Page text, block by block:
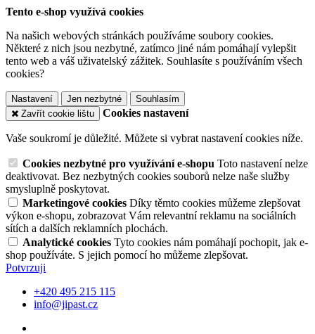
Tento e-shop využívá cookies
Na našich webových stránkách používáme soubory cookies.
Některé z nich jsou nezbytné, zatímco jiné nám pomáhají vylepšit
tento web a váš uživatelský zážitek. Souhlasíte s používáním všech
cookies?
Nastavení Jen nezbytné
Souhlasím
Zavřít cookie lištu
Cookies nastavení
Vaše soukromí je důležité. Můžete si vybrat nastavení cookies níže.
Cookies nezbytné pro využívání e-shopu Toto nastavení nelze
deaktivovat. Bez nezbytných cookies souborů nelze naše služby
smysluplně poskytovat.
Marketingové cookies Díky těmto cookies můžeme zlepšovat
výkon e-shopu, zobrazovat Vám relevantní reklamu na sociálních
sítích a dalších reklamních plochách.
Analytické cookies Tyto cookies nám pomáhají pochopit, jak e-
shop používáte. S jejich pomocí ho můžeme zlepšovat.
Potvrzuji
+420 495 215 115
info@jipast.cz